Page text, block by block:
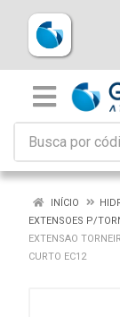
INÍCIO
EXTENSOES P/
EXTENSAO
CURTO EC12